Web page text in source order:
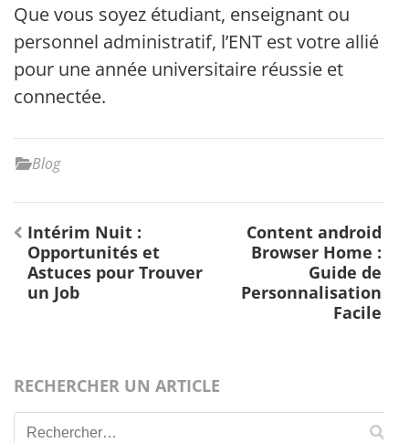
Que vous soyez étudiant, enseignant ou
personnel administratif, l’ENT est votre allié
pour une année universitaire réussie et
connectée.
Blog
Navigation
de
l’article
Intérim Nuit :
Opportunités et
Astuces pour Trouver
un Job
Content android
Browser Home :
Guide de
Personnalisation
Facile
RECHERCHER UN ARTICLE
Rechercher :